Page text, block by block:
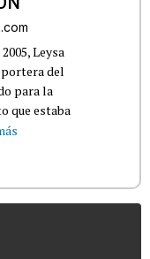
Leysa
del
para la
que estaba